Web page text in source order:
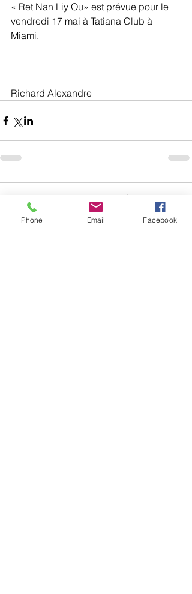
« Ret Nan Liy Ou» est prévue pour le
vendredi 17 mai à Tatiana Club à
Miami.
Richard Alexandre
Comments 0.0 / 5 (0)
Phone Email Facebook